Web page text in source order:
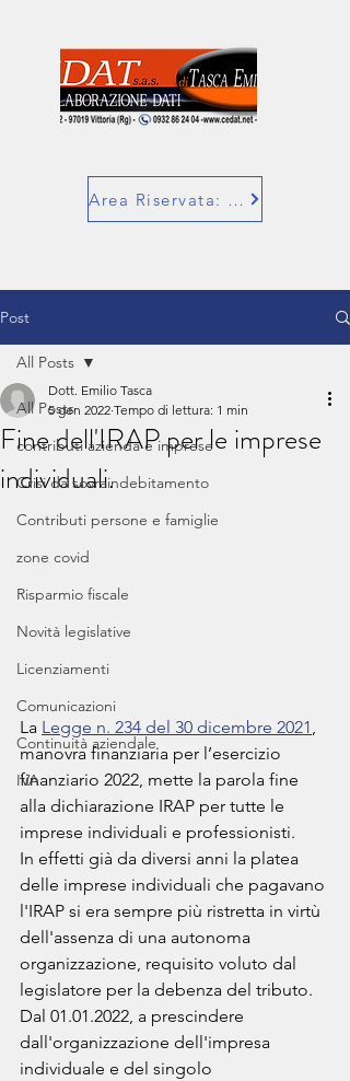
Area Riservata: SuperBill
Post
All Posts
contributi azienda e imprese
Crisi da sovraindebitamento
Contributi persone e famiglie
zone covid
Risparmio fiscale
Novità legislative
Licenziamenti
Comunicazioni
Continuità aziendale
IVA
All Posts
Fine dell'IRAP per le imprese
individuali.
Dott. Emilio Tasca
5 gen 2022 Tempo di lettura: 1 min
La Legge n. 234 del 30 dicembre 2021,
manovra finanziaria per l’esercizio
finanziario 2022, mette la parola fine
alla dichiarazione IRAP per tutte le
imprese individuali e professionisti.
In effetti già da diversi anni la platea
delle imprese individuali che pagavano
l'IRAP si era sempre più ristretta in virtù
dell'assenza di una autonoma
organizzazione, requisito voluto dal
legislatore per la debenza del tributo.
Dal 01.01.2022, a prescindere
dall'organizzazione dell'impresa
individuale e del singolo